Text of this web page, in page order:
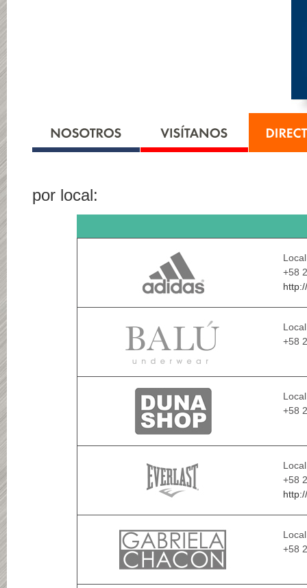
por local:
+58
+58
+58
+58
+58